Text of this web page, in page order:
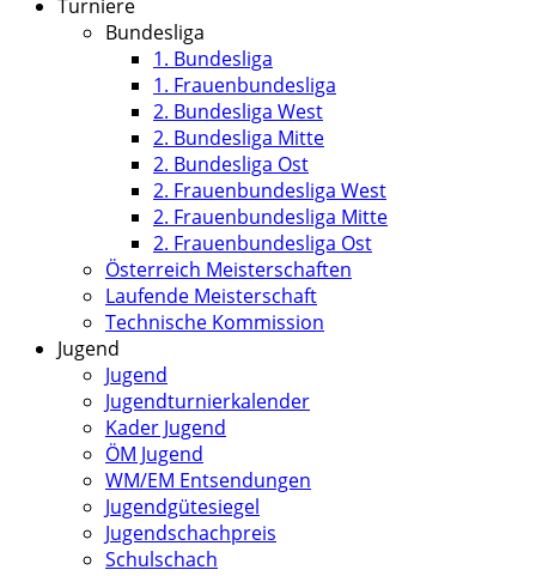
Turniere
Bundesliga
1. Bundesliga
1. Frauenbundesliga
2. Bundesliga West
2. Bundesliga Mitte
2. Bundesliga Ost
2. Frauenbundesliga West
2. Frauenbundesliga Mitte
2. Frauenbundesliga Ost
Österreich Meisterschaften
Laufende Meisterschaft
Technische Kommission
Jugend
Jugend
Jugendturnierkalender
Kader Jugend
ÖM Jugend
WM/EM Entsendungen
Jugendgütesiegel
Jugendschachpreis
Schulschach